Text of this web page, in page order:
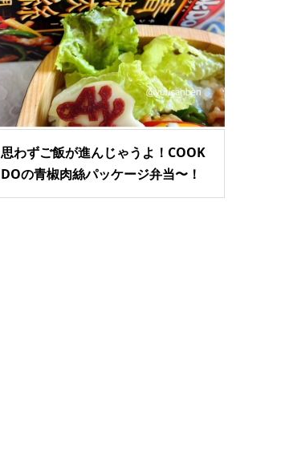
思わずご飯が進んじゃうよ！COOK
DOの青椒肉絲パッケージ弁当〜！